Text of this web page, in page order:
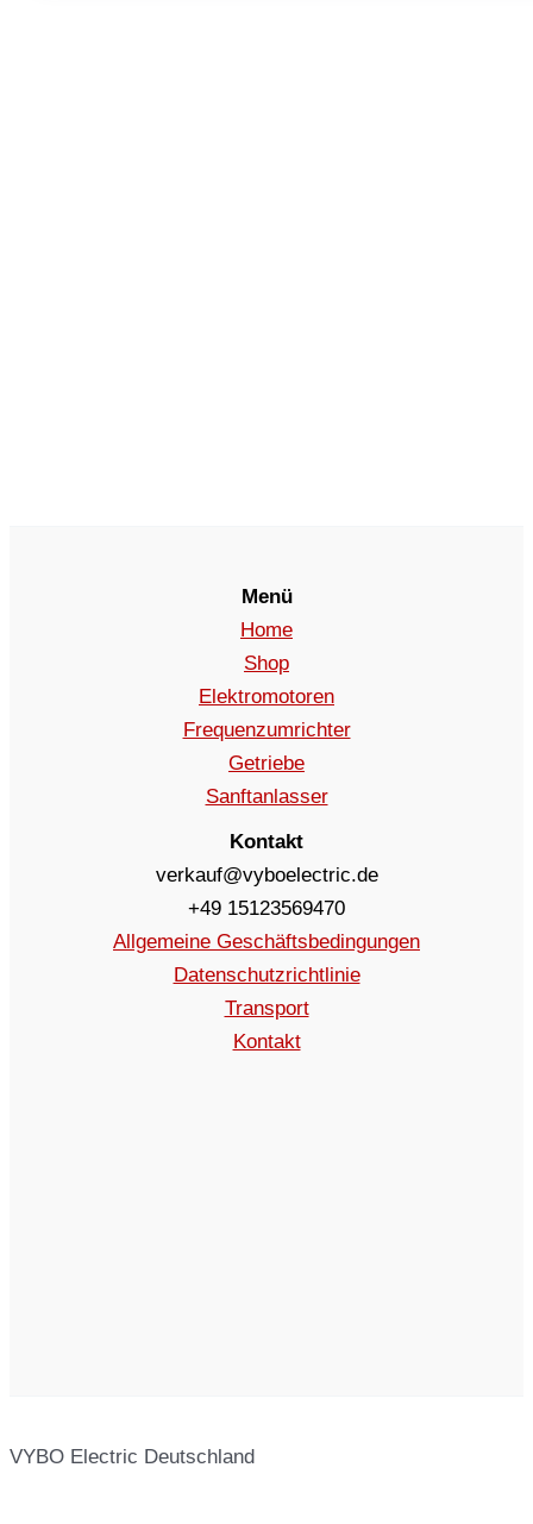
Menü
Home
Shop
Elektromotoren
Frequenzumrichter
Getriebe
Sanftanlasser
Kontakt
verkauf@vyboelectric.de
+49 15123569470
Allgemeine Geschäftsbedingungen
Datenschutzrichtlinie
Transport
Kontakt
VYBO Electric Deutschland